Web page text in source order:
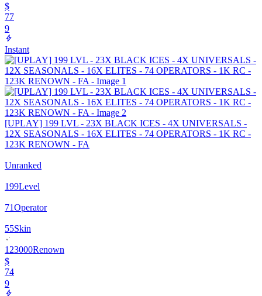
$
77
9
Instant
[UPLAY] 199 LVL - 23X BLACK ICES - 4X UNIVERSALS -
12X SEASONALS - 16X ELITES - 74 OPERATORS - 1K RC -
123K RENOWN - FA
Unranked
199Level
71Operator
55Skin
123000Renown
$
74
9